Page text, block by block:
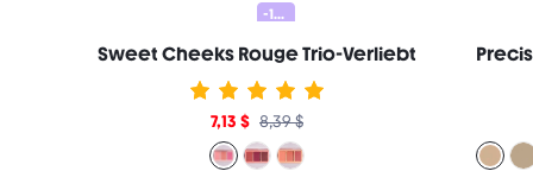
-15%
Sweet Cheeks Rouge Trio-Verliebt
7,13 $ 8,39 $